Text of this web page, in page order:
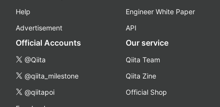
Help
Advertisement
Engineer White Paper
API
Official Accounts
@Qiita
@qiita_milestone
@qiitapoi
Our service
Qiita Team
Qiita Zine
Official Shop